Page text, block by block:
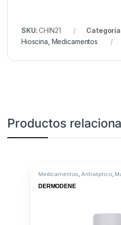
SKU:CHIN21
Hioscina Medicamentos
Productos
Medicamentos Antiséptico
DERMODENE